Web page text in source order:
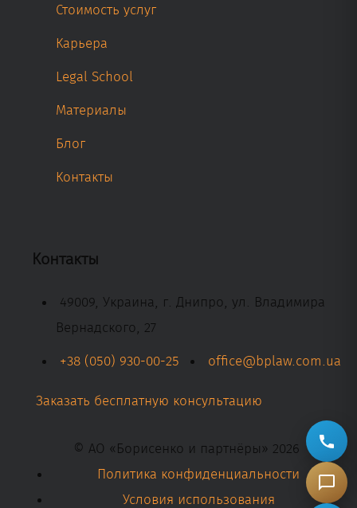
Стоимость услуг
Карьера
Legal School
Материалы
Блог
Контакты
Контакты
49009, Украина, г. Днипро, ул. Владимира
Вернадского, 27
+38 (050) 930-00-25
office@bplaw.com.ua
Заказать бесплатную консультацию
© АО «Борисенко и партнёры» 2026
Политика конфиденциальности
Условия использования